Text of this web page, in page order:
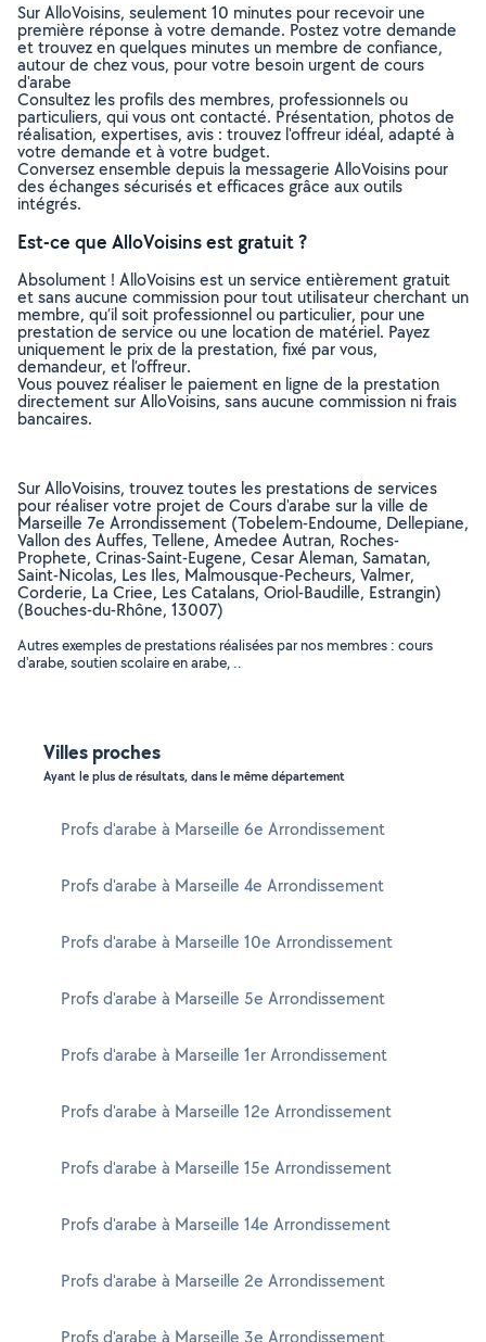
Sur AlloVoisins, seulement 10 minutes pour recevoir une
première réponse à votre demande. Postez votre demande
et trouvez en quelques minutes un membre de confiance,
autour de chez vous, pour votre besoin urgent de cours
d'arabe
Consultez les profils des membres, professionnels ou
particuliers, qui vous ont contacté. Présentation, photos de
réalisation, expertises, avis : trouvez l'offreur idéal, adapté à
votre demande et à votre budget.
Conversez ensemble depuis la messagerie AlloVoisins pour
des échanges sécurisés et efficaces grâce aux outils
intégrés.
Est-ce que AlloVoisins est gratuit ?
Absolument ! AlloVoisins est un service entièrement gratuit
et sans aucune commission pour tout utilisateur cherchant un
membre, qu’il soit professionnel ou particulier, pour une
prestation de service ou une location de matériel. Payez
uniquement le prix de la prestation, fixé par vous,
demandeur, et l’offreur.
Vous pouvez réaliser le paiement en ligne de la prestation
directement sur AlloVoisins, sans aucune commission ni frais
bancaires.
Sur AlloVoisins, trouvez toutes les prestations de services
pour réaliser votre projet de Cours d'arabe sur la ville de
Marseille 7e Arrondissement (Tobelem-Endoume, Dellepiane,
Vallon des Auffes, Tellene, Amedee Autran, Roches-
Prophete, Crinas-Saint-Eugene, Cesar Aleman, Samatan,
Saint-Nicolas, Les Iles, Malmousque-Pecheurs, Valmer,
Corderie, La Criee, Les Catalans, Oriol-Baudille, Estrangin)
(Bouches-du-Rhône, 13007)
Autres exemples de prestations réalisées par nos membres : cours
d'arabe, soutien scolaire en arabe, ..
Villes proches
Ayant le plus de résultats, dans le même département
Profs d'arabe à Marseille 6e Arrondissement
Profs d'arabe à Marseille 4e Arrondissement
Profs d'arabe à Marseille 10e Arrondissement
Profs d'arabe à Marseille 5e Arrondissement
Profs d'arabe à Marseille 1er Arrondissement
Profs d'arabe à Marseille 12e Arrondissement
Profs d'arabe à Marseille 15e Arrondissement
Profs d'arabe à Marseille 14e Arrondissement
Profs d'arabe à Marseille 2e Arrondissement
Profs d'arabe à Marseille 3e Arrondissement